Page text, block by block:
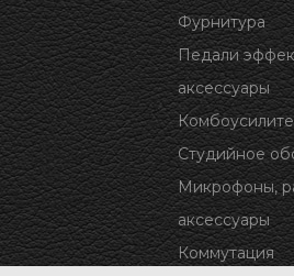
Фурнитура
Педали
аксессуары
Студийное
Микрофоны,
аксессуары
Коммутация